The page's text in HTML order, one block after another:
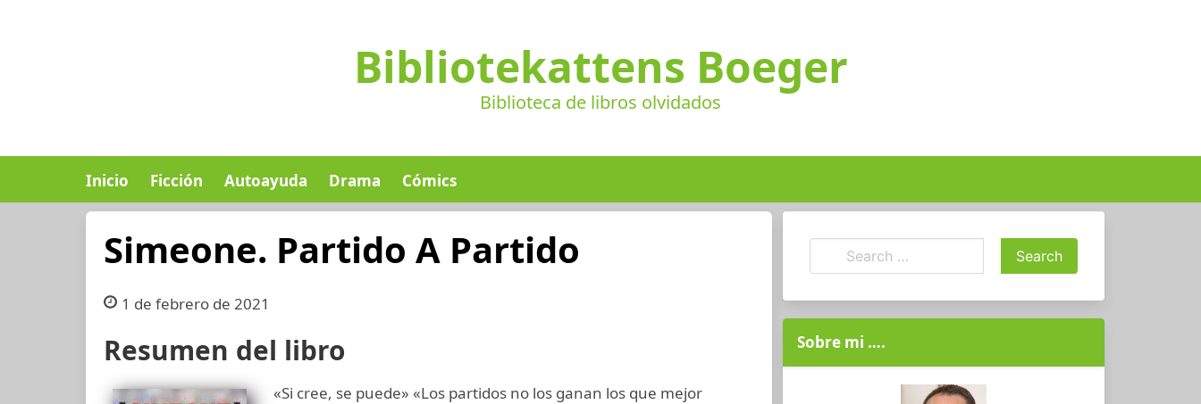
Bibliotekattens Boeger
Biblioteca de libros olvidados
Inicio Ficción Autoayuda Drama Cómics
Simeone. Partido A Partido
1 de febrero de 2021
Resumen del libro
«Si cree, se puede» «Los partidos no los ganan los que mejor
Sobre mi ….